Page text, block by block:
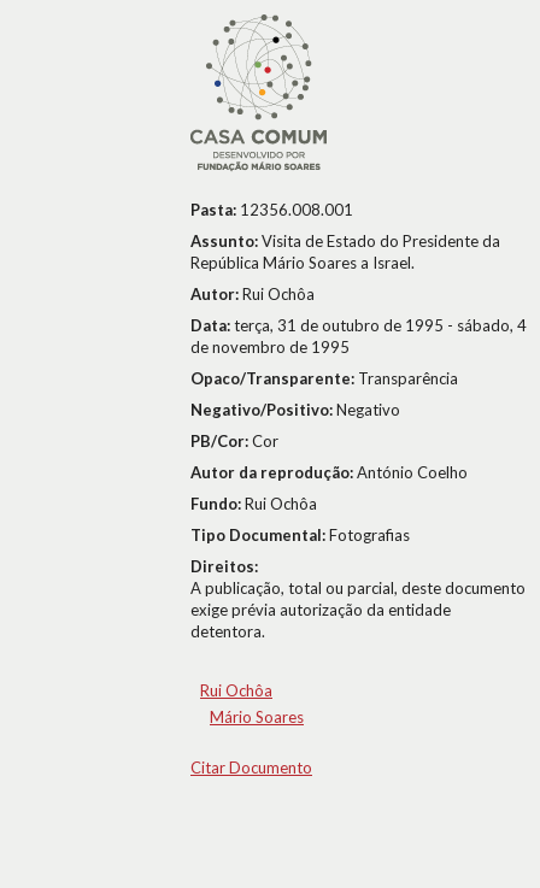
Pasta: 12356.008.001
Assunto:Visita de Estado do Presidente da
República Mário Soares a Israel.
Autor:Rui Ochôa
Data:terça, 31 de outubro de 1995 - sábado, 4
de novembro de 1995
Opaco/Transparente: Transparência
Negativo/Positivo:Negativo
PB/Cor:Cor
Autor da reprodução:António Coelho
Fundo:Rui Ochôa
Tipo Documental:Fotografias
Direitos:
A publicação, total ou parcial, deste documento
exige prévia autorização da entidade
detentora.
Rui Ochôa
Mário Soares
Citar Documento